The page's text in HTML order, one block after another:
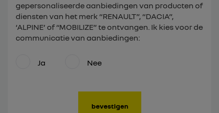
gepersonaliseerde aanbiedingen van producten of
diensten van het merk “RENAULT”, “DACIA”,
‘ALPINE’ of “MOBILIZE” te ontvangen. Ik kies voor de
communicatie van aanbiedingen:
Ja Nee
bevestigen